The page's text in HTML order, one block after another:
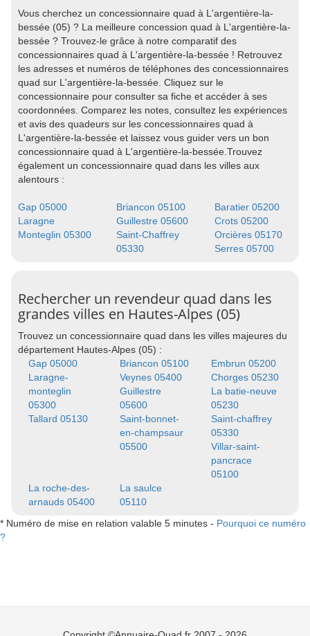
Vous cherchez un concessionnaire quad à L'argentière-la-
bessée (05) ? La meilleure concession quad à L'argentière-la-
bessée ? Trouvez-le grâce à notre comparatif des
concessionnaires quad à L'argentière-la-bessée ! Retrouvez
les adresses et numéros de téléphones des concessionnaires
quad sur L'argentière-la-bessée. Cliquez sur le
concessionnaire pour consulter sa fiche et accéder à ses
coordonnées. Comparez les notes, consultez les expériences
et avis des quadeurs sur les concessionnaires quad à
L'argentière-la-bessée et laissez vous guider vers un bon
concessionnaire quad à L'argentière-la-bessée.Trouvez
également un concessionnaire quad dans les villes aux
alentours :
Gap 05000 Briancon 05100
Baratier 05200
Laragne
Monteglin 05300
Guillestre 05600
Crots 05200
Saint-Chaffrey
05330
Orcières 05170
Serres 05700
Rechercher un revendeur quad dans les
grandes villes en Hautes-Alpes (05)
Trouvez un concessionnaire quad dans les villes majeures du
département Hautes-Alpes (05) :
Gap 05000
Briancon 05100
Embrun 05200
Laragne-
monteglin
05300
Veynes 05400
Chorges 05230
Guillestre
05600
La batie-neuve
05230
Tallard 05130
Saint-bonnet-
en-champsaur
05500
Saint-chaffrey
05330
Villar-saint-
pancrace
05100
La roche-des-
arnauds 05400
La saulce
05110
* Numéro de mise en relation valable 5 minutes - Pourquoi ce numéro
?